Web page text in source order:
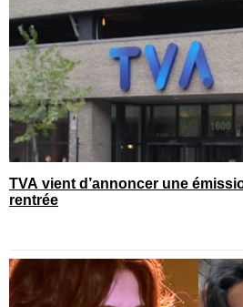
TVA vient d’annoncer une
rentrée